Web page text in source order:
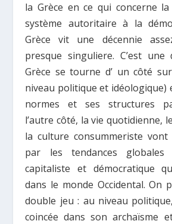
la Grèce en ce qui concerne
système autoritaire à la
Grèce vit une décennie
presque singuliere. C’est
Grèce se tourne d’ un côté
niveau politique et idéologique)
normes et ses structures
l’autre côté, la vie quotidienne,
la culture consummeriste
par les tendances
capitaliste et démocratique
dans le monde Occidental. On
double jeu : au niveau
coincée dans son archaïsme